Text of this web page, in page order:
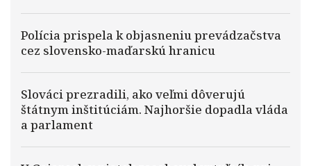
Polícia prispela k objasneniu prevádzačstva
cez slovensko-maďarskú hranicu
Slováci prezradili, ako veľmi dôverujú
štátnym inštitúciám. Najhoršie dopadla vláda
a parlament